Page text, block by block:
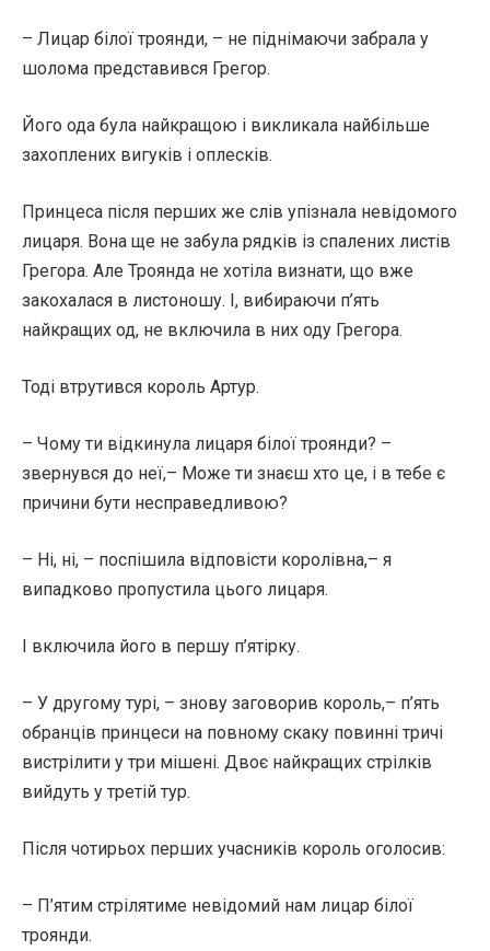
– Лицар білої троянди, – не піднімаючи забрала у
шолома представився Грегор.
Його ода була найкращою і викликала найбільше
захоплених вигуків і оплесків.
Принцеса після перших же слів упізнала невідомого
лицаря. Вона ще не забула рядків із спалених листів
Грегора. Але Троянда не хотіла визнати, що вже
закохалася в листоношу. І, вибираючи п’ять
найкращих од, не включила в них оду Грегора.
Тоді втрутився король Артур.
– Чому ти відкинула лицаря білої троянди? –
звернувся до неї,– Може ти знаєш хто це, і в тебе є
причини бути несправедливою?
– Ні, ні, – поспішила відповісти королівна,– я
випадково пропустила цього лицаря.
І включила його в першу п’ятірку.
– У другому турі, – знову заговорив король,– п’ять
обранців принцеси на повному скаку повинні тричі
вистрілити у три мішені. Двоє найкращих стрілків
вийдуть у третій тур.
Після чотирьох перших учасників король оголосив:
– П’ятим стрілятиме невідомий нам лицар білої
троянди.